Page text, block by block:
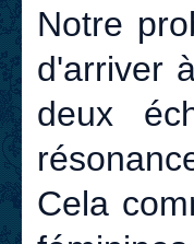
Notre
d'arriver
deux
Cela